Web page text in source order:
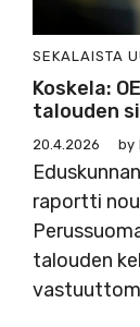
SEKALAISTA
Koskela:
talouden
20.4.2026 by
raportti
talouden